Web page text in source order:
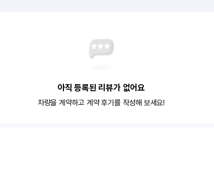
아직 등록된 리뷰가 없어요
차량을 계약하고 계약 후기를 작성해 보세요!